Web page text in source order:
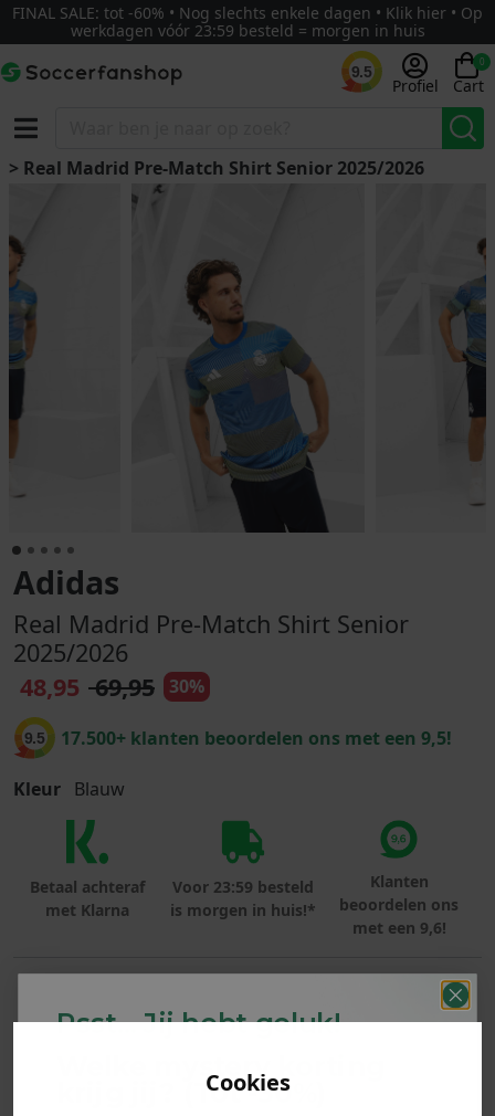
Cookies
FINAL SALE: tot -60% • Nog slechts enkele dagen • Klik hier • Op
werkdagen vóór 23:59 besteld = morgen in huis
9.5
Profiel
0
Cart
> Real Madrid Pre-Match Shirt Senior 2025/2026
Adidas
Real Madrid Pre-Match Shirt Senior
2025/2026
48,95 69,95 30%
9.5 17.500+ klanten beoordelen ons met een 9,5!
Kleur Blauw
Betaal achteraf
met Klarna
Voor 23:59 besteld
is morgen in huis!*
Klanten
beoordelen ons
met een 9,6!
Psst... Jij hebt geluk!
Welke mystery
krijg jij? (Tot-30%